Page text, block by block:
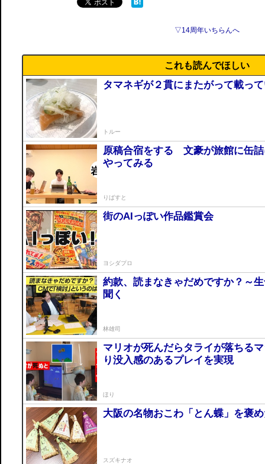
▽14周年いちらんへ
これも読んでほしい
タマネギが２貫にまたがって載っ
トルー
原稿合宿をする 文豪が旅館に缶
やってみる
りばすと
街のAIっぽい作品鑑賞会
ヨシダプロ
約款、読まなきゃだめですか？～
聞く
林雄司
マリオが死んだらタライが落ちる
り没入感のあるプレイを実現
ほり
大阪の名物おこわ「とん蝶」を褒
スズキナオ